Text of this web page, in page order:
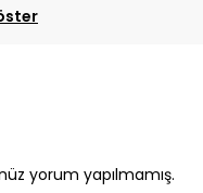
yorum yapılmamış.